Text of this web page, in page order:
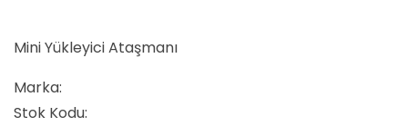
Mini Yükleyici Ataşmanı
Marka:
Stok Kodu: